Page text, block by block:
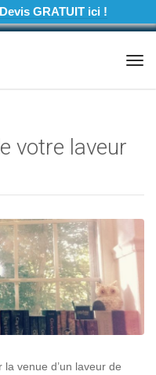
GRATUIT ici !
votre laveur
venue d’un laveur de